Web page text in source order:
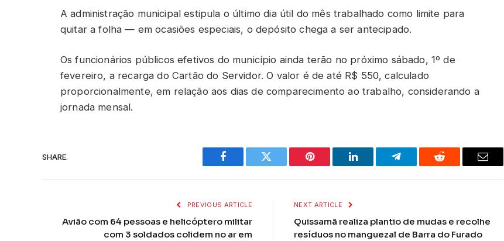
A administração municipal estipula o último dia útil do mês trabalhado como limite para
quitar a folha — em ocasiões especiais, o depósito chega a ser antecipado.
Os funcionários públicos efetivos do município ainda terão no próximo sábado, 1º de
fevereiro, a recarga do Cartão do Servidor. O valor é de até R$ 550, calculado
proporcionalmente, em relação aos dias de comparecimento ao trabalho, considerando a
jornada mensal.
SHARE.
Facebook Twitter Pinterest LinkedIn Telegram Reddit Email
PREVIOUS ARTICLE
Avião com 64 pessoas e helicóptero militar
com 3 soldados colidem no ar em
NEXT ARTICLE
Quissamã realiza plantio de mudas e recolhe
resíduos no manguezal de Barra do Furado